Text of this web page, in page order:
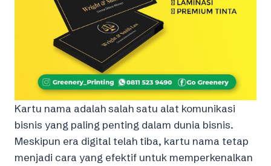
Kartu nama adalah salah satu alat komunikasi
bisnis yang paling penting dalam dunia bisnis.
Meskipun era digital telah tiba, kartu nama tetap
menjadi cara yang efektif untuk memperkenalkan